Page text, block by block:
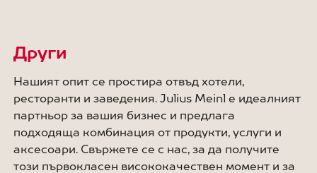
Други
Нашият опит се простира отвъд хотели,
ресторанти и заведения. Julius Meinl е идеалният
партньор за вашия бизнес и предлага
подходяща комбинация от продукти, услуги и
аксесоари. Свържете се с нас, за да получите
този първокласен висококачествен момент и за